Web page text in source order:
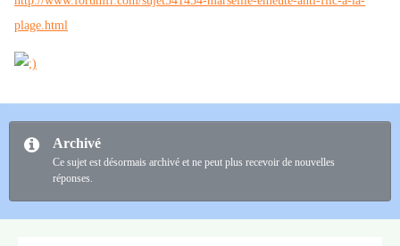
plage.html
Archivé
Ce sujet est désormais archivé et ne peut plus recevoir de nouvelles
réponses.